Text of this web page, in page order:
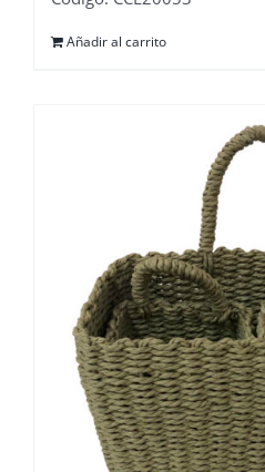
Añadir al carrito